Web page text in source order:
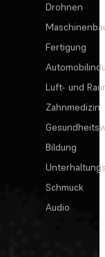
Drohnen
Fertigung
Luft- und
Zahnmedizin
Bildung
Schmuck
Audio